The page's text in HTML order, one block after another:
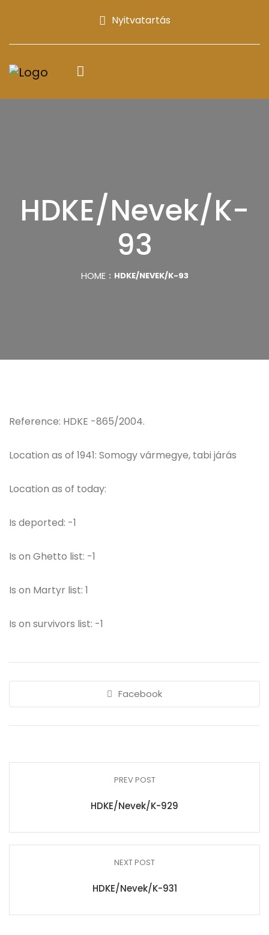
Nyitvatartás
HDKE/Nevek/K-
93
HOME HDKE/NEVEK/K-93
Reference: HDKE -865/2004.
Location as of 1941: Somogy vármegye, tabi járás
Location as of today:
Is deported: -1
Is on Ghetto list: -1
Is on Martyr list: 1
Is on survivors list: -1
Facebook
PREV POST
HDKE/Nevek/K-929
NEXT POST
HDKE/Nevek/K-931